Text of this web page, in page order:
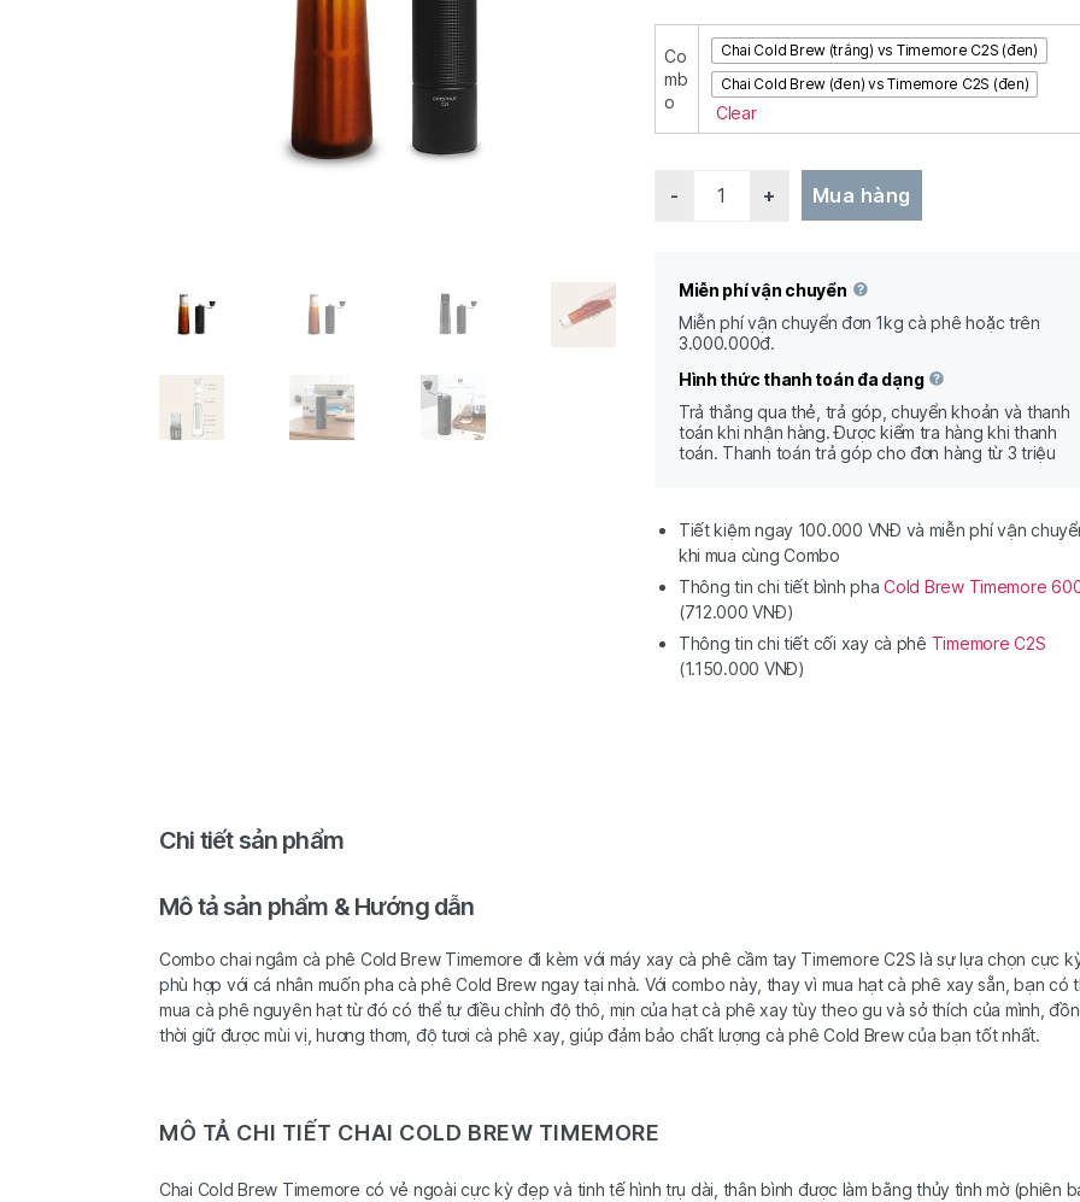
Co
mb
o
Chai Cold Brew (trắng) vs Timemore C2S (đen)
Chai Cold Brew (đen) vs Timemore C2S (đen)
Clear
Mua hàng
Miễn phí vận chuyển
Miễn phí vận chuyển đơn 1kg cà phê hoặc trên
3.000.000đ.
Hình thức thanh toán đa dạng
Trả thắng qua thẻ, trả góp, chuyển khoản và thanh
toán khi nhận hàng. Được kiểm tra hàng khi thanh
toán. Thanh toán trả góp cho đơn hàng từ 3 triệu
Tiết kiệm ngay 100.000 VNĐ và miễn phí vận
khi mua cùng Combo
Thông tin chi tiết bình phaCold Brew Timemore
(712.000 VNĐ)
Thông tin chi tiết cối xay cà phê Timemore C2S
(1.150.000 VNĐ)
Chi tiết sản phẩm
Mô tả sản phẩm & Hướng dẫn
Combo chai ngâm cà phê Cold Brew Timemore đi kèm với máy xay cà phê cầm tay Timemore C2S là sự lựa chọn cực
phù hợp với cá nhân muốn pha cà phê Cold Brew ngay tại nhà. Với combo này, thay vì mua hạt cà phê xay sẵn, bạn có
mua cà phê nguyên hạt từ đó có thể tự điều chỉnh độ thô, mịn của hạt cà phê xay tùy theo gu và sở thích của mình,
thời giữ được mùi vị, hương thơm, độ tươi cà phê xay, giúp đảm bảo chất lượng cà phê Cold Brew của bạn tốt nhất.
MÔ TẢ CHI TIẾT CHAI COLD BREW TIMEMORE
Chai Cold Brew Timemore có vẻ ngoài cực kỳ đẹp và tinh tế hình trụ dài, thân bình được làm bằng thủy tình mờ (phiên